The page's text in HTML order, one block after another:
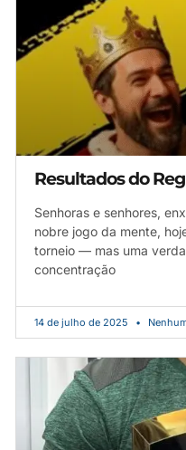
Resultados do
Senhoras e senhores,
nobre jogo da mente,
torneio — mas uma
concentração
14 de julho de 2025